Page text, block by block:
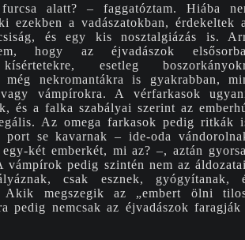
alatt? – faggatóztam. Hiába
ezekben a vadászatokban, érdekeltek
és egy kis nosztalgiázás is.
hogy az éjvadászok
esetleg
még nekromantákra is gyakrabban,
vámpírokra. A vérfarkasok
és a falka szabályai szerint az
Az omega farkasok pedig ritkák
port se kavarnak – ide-oda
két emberkét, mi az? –, aztán
vámpírok pedig szintén nem az
csak esznek, gyógyítanak,
Akik megszegik az „embert ölni
pedig nemcsak az éjvadászok faragják